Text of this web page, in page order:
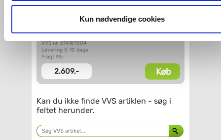
og fra nedenfor. Til enhver tid er det ligeledes muligt, at
dit samtykke, hvis du måtte ønske det.
Du kan se mere om, hvordan vi behandler dine
personoplysninger, ved at klikke
Kun nødvendige cookies
Dansani Match D51 fastbrusevæg -
VVS nr. 674187004
Levering 5-10 dage
Fragt 99,-
2.609,- Køb
Kan du ikke finde VVS artiklen - søg i
feltet herunder.